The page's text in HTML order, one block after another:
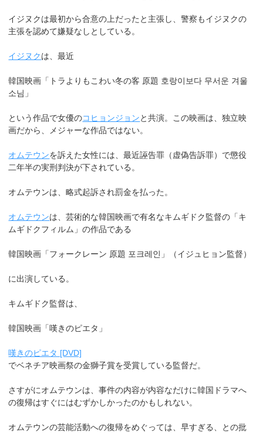
イジヌクは最初から合意の上だったと主張し、警察もイジヌクの
主張を認めて嫌疑なしとしている。
イジヌクは、最近
韓国映画「トラよりもこわい冬の客 原題 호랑이보다 무서운 겨울
소님」
という作品で女優のコヒョンジョンと共演。この映画は、独立映
画だから、メジャーな作品ではない。
オムテウンを訴えた女性には、最近誣告罪（虚偽告訴罪）で懲役
二年半の実刑判決が下されている。
オムテウンは、略式起訴され罰金を払った。
オムテウンは、芸術的な韓国映画で有名なキムギドク監督の「キ
ムギドクフィルム」の作品である
韓国映画「フォークレーン 原題 포크레인」（イジュヒョン監督）
に出演している。
キムギドク監督は、
韓国映画「嘆きのピエタ」
嘆きのピエタ [DVD]
でベネチア映画祭の金獅子賞を受賞している監督だ。
さすがにオムテウンは、事件の内容が内容なだけに韓国ドラマへ
の復帰はすぐにはむずかしかったのかもしれない。
オムテウンの芸能活動への復帰をめぐっては、早すぎる、との批